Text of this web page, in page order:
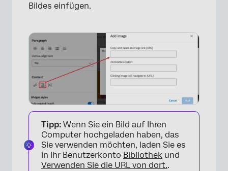
×
Bildes einfügen.
Tipp: Wenn Sie ein Bild auf Ihren
Computer hochgeladen haben, das
Sie verwenden möchten, laden Sie es
in Ihr Benutzerkonto Bibliothek und
Verwenden Sie die URL von dort..